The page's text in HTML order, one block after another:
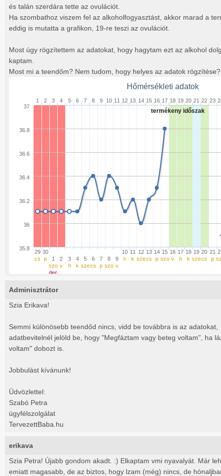
és talán szerdára tette az ovulációt.
Ha szombathoz viszem fel az alkoholfogyasztást, akkor marad a
eddig is mutatta a grafikon, 19-re teszi az ovulációt.
Most úgy rögzítettem az adatokat, hogy hagytam ezt az alkohol
kaptam.
Most mi a teendőm? Nem tudom, hogy helyes az adatok rögzítése?
Hőmérsékleti adatok
termékeny időszak
29
cs
30
p
1
szo
dec
2
v
3
h
4
k
5
sze
6
cs
7
p
8
szo
9
v
10
h
11
k
12
sze
13
cs
14
p
15
szo
16
v
17
h
18
k
19
sze
20
cs
21
p
1 2 3 4 5 6 7 8 9 10 11 12 13 14 15 16 17 18 19 20 21 22 23
35.8
36
36.2
36.4
36.6
36.8
37
Adminisztrátor
Szia Erikava!
Semmi különösebb teendőd nincs, vidd be továbbra is az
adatbevitelnél jelöld be, hogy "Megfáztam vagy beteg voltam", ha
voltam" dobozt is.
Jobbulást kívánunk!
Üdvözlettel:
Szabó Petra
ügyfélszolgálat
TervezettBaba.hu
erikava
Szia Petra! Újabb gondom akadt. :) Elkaptam vmi nyavalyát. Már
emiatt magasabb, de az biztos, hogy lzam (még) nincs, de